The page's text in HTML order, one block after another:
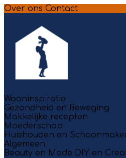
Over ons Contact
Wooninspiratie
Gezondheid en Beweging
Makkelijke recepten
Moederschap
Huishouden en
Algemeen
Beauty en Mode
DIY en